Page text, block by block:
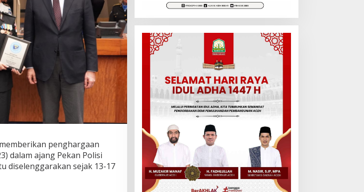
penghargaan
dalam ajang Pekan Polisi
diselenggarakan sejak 13-17